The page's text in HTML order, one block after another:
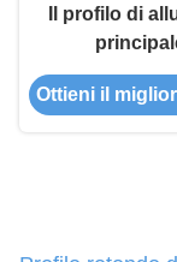
Il profilo di
impermeabile
messo
Ottieni il